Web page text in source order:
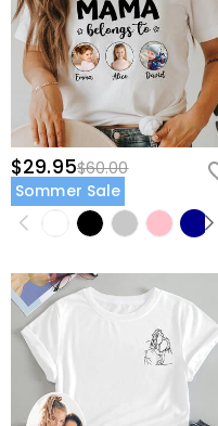
$29.95$60.00
Sommer Sale